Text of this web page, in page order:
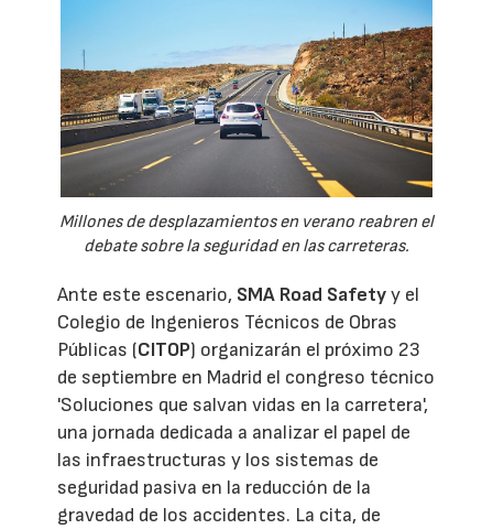
Millones de desplazamientos en verano reabren el
debate sobre la seguridad en las carreteras.
Ante este escenario, SMA Road Safetyy el
Colegio de Ingenieros Técnicos de Obras
Públicas (CITOP) organizarán el próximo 23
de septiembre en Madrid el congreso técnico
'Soluciones que salvan vidas en la carretera',
una jornada dedicada a analizar el papel de
las infraestructuras y los sistemas de
seguridad pasiva en la reducción de la
gravedad de los accidentes. La cita, de